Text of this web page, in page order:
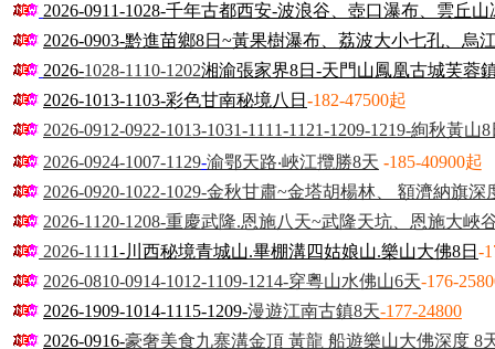
2026-0911-1028-千年古都西安-波浪谷、壺口瀑布、雲丘山
2026-0903-黔進苗鄉8日~黃果樹瀑布、荔波大小七孔、烏
2026-1028-1110-1202湘渝張家界8日-天門山鳳凰古城芙蓉
2026-1013-1103-彩色甘南秘境八日 -182-47500起
2026-0912-0922-1013-1031-1111-1121-1209-1219-絢秋黃
2026-0924-1007-1129-渝鄂天路‧峽江攬勝8天 -185-40900起
2026-0920-1022-1029-金秋甘肅~金塔胡楊林、 額濟納旗深
2026-1120-1208-重慶武隆.恩施八天~武隆天坑、恩施大峽
2026-111 1-川西秘境青城山.畢棚溝四姑娘山.樂山大佛8日 -
2026-0810-0914-1012-1109-1214-穿粵山水佛山6天-176-
2026-1909-1014-1115-1209-漫遊江南古鎮8天-177-24800
2026-0916-豪奢美食九寨溝金頂 黃龍 船遊樂山大佛深度 8